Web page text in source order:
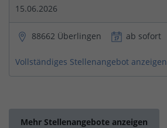
15.06.2026
88662 Überlingen ab sofort
Vollständiges Stellenangebot anzeigen
Mehr Stellenangebote anzeigen